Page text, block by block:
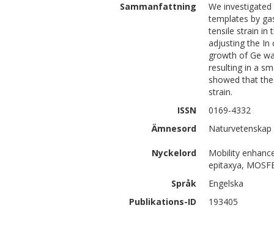
Sammanfattning
We
templates by
tensile strain in
adjusting the
growth of Ge
resulting in a
showed that
strain.
ISSN
0169-4332
Ämnesord
Nyckelord
Mobility
epitaxya,
Språk
Engelska
Publikations-ID
193405